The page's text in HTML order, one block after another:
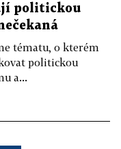
politickou
tématu, o kterém
politickou
a...